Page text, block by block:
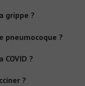
grippe ?
pneumocoque ?
?
?